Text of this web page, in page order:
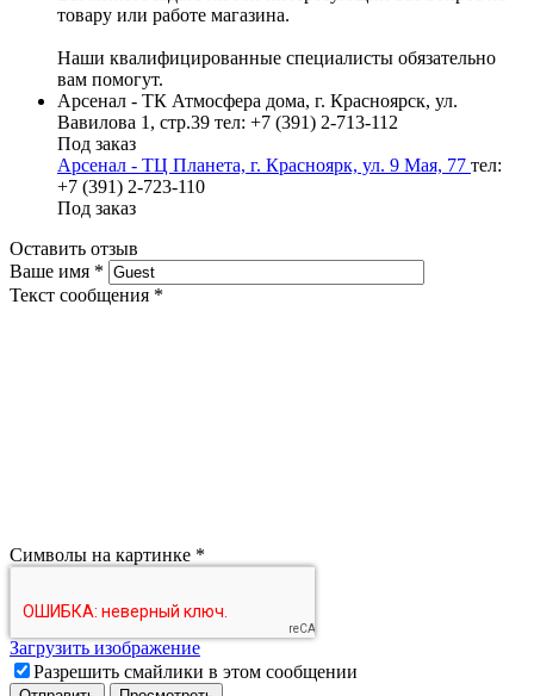
товару или работе магазина.
Наши квалифицированные специалисты обязательно
вам помогут.
Арсенал - ТК Атмосфера дома, г. Красноярск, ул.
Вавилова 1, стр.39 тел: +7 (391) 2-713-112
Под заказ
Арсенал - ТЦ Планета, г. Красноярк, ул. 9 Мая, 77 тел:
+7 (391) 2-723-110
Под заказ
Оставить отзыв
Ваше имя *
Текст сообщения *
Символы на картинке *
Загрузить изображение
Разрешить смайлики в этом сообщении